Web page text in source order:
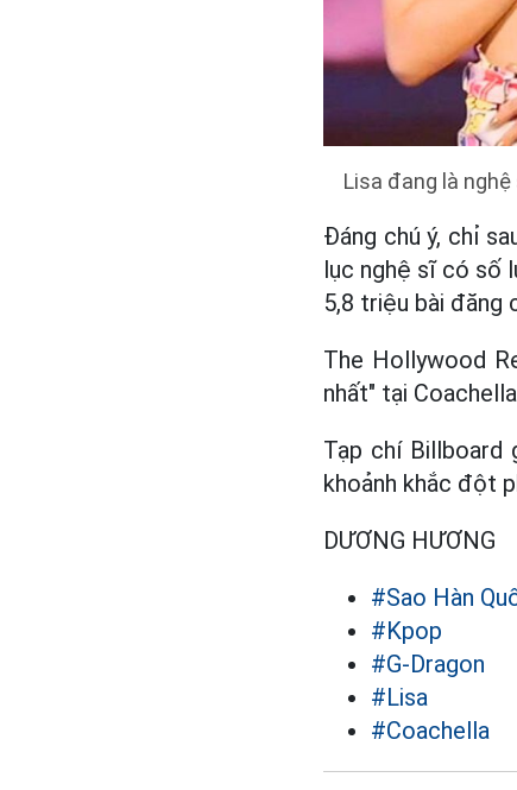
Lisa đang là
Đáng chú ý, chỉ
lục nghệ sĩ có số
5,8 triệu bài đăng
The Hollywood
nhất" tại
Tạp chí Billboard
khoảnh khắc đột
DƯƠNG HƯƠNG
#Sao Hàn
#Kpop
#G-Dragon
#Lisa
#Coachella